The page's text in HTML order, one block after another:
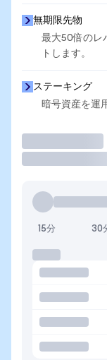
無期限先物
最大50倍のレ
トします。
ステーキング
暗号資産を運
15分 30